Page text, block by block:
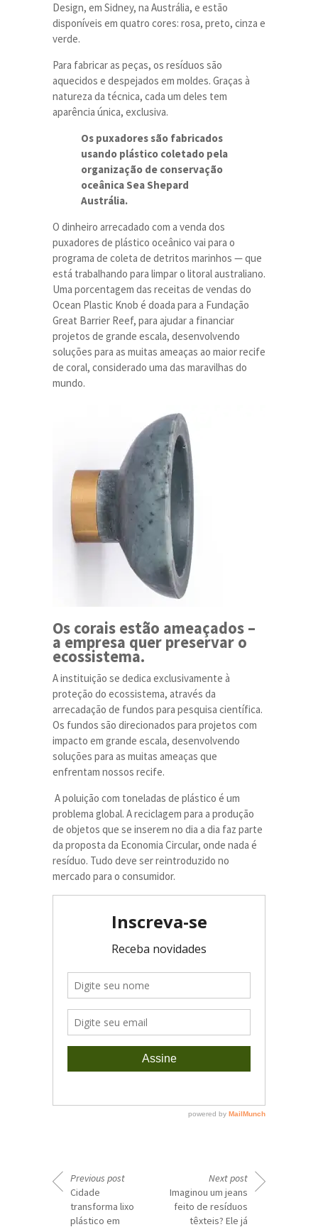
Design, em Sidney, na Austrália, e estão
disponíveis em quatro cores: rosa, preto, cinza e
verde.
Para fabricar as peças, os resíduos são
aquecidos e despejados em moldes. Graças à
natureza da técnica, cada um deles tem
aparência única, exclusiva.
Os puxadores são fabricados
usando plástico coletado pela
organização de conservação
oceânica Sea Shepard
Austrália.
O dinheiro arrecadado com a venda dos
puxadores de plástico oceânico vai para o
programa de coleta de detritos marinhos — que
está trabalhando para limpar o litoral australiano.
Uma porcentagem das receitas de vendas do
Ocean Plastic Knob é doada para a Fundação
Great Barrier Reef, para ajudar a financiar
projetos de grande escala, desenvolvendo
soluções para as muitas ameaças ao maior recife
de coral, considerado uma das maravilhas do
mundo.
Os corais estão ameaçados –
a empresa quer preservar o
ecossistema.
A instituição se dedica exclusivamente à
proteção do ecossistema, através da
arrecadação de fundos para pesquisa científica.
Os fundos são direcionados para projetos com
impacto em grande escala, desenvolvendo
soluções para as muitas ameaças que
enfrentam nossos recife.
A poluição com toneladas de plástico é um
problema global. A reciclagem para a produção
de objetos que se inserem no dia a dia faz parte
da proposta da Economia Circular, onde nada é
resíduo. Tudo deve ser reintroduzido no
mercado para o consumidor.
Previous post
Cidade
transforma lixo
plástico em
Next post
Imaginou um jeans
feito de resíduos
têxteis? Ele já